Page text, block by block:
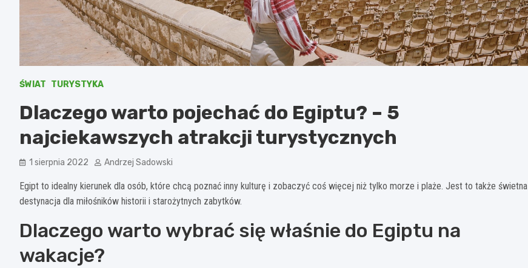
ŚWIAT TURYSTYKA
Dlaczego warto pojechać do Egiptu? – 5
najciekawszych atrakcji turystycznych
1 sierpnia 2022 Andrzej Sadowski
Egipt to idealny kierunek dla osób, które chcą poznać inny kulturę i zobaczyć coś więcej niż tylko morze i plaże. Jest to także świetna
destynacja dla miłośników historii i starożytnych zabytków.
Dlaczego warto wybrać się właśnie do Egiptu na
wakacje?